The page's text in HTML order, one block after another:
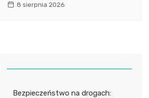
8 sierpnia 2026
Bezpieczeństwo na drogach: